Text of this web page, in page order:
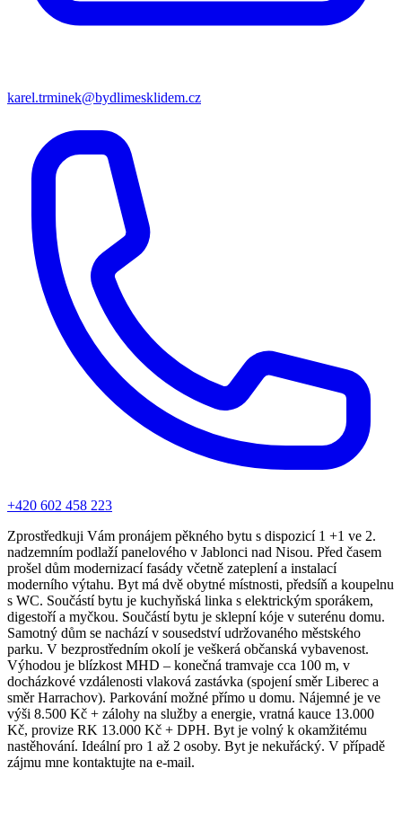
karel.trminek@bydlimesklidem.cz
+420 602 458 223
Zprostředkuji Vám pronájem pěkného bytu s dispozicí 1 +1 ve 2.
nadzemním podlaží panelového v Jablonci nad Nisou. Před časem
prošel dům modernizací fasády včetně zateplení a instalací
moderního výtahu. Byt má dvě obytné místnosti, předsíň a koupelnu
s WC. Součástí bytu je kuchyňská linka s elektrickým sporákem,
digestoří a myčkou. Součástí bytu je sklepní kóje v suterénu domu.
Samotný dům se nachází v sousedství udržovaného městského
parku. V bezprostředním okolí je veškerá občanská vybavenost.
Výhodou je blízkost MHD – konečná tramvaje cca 100 m, v
docházkové vzdálenosti vlaková zastávka (spojení směr Liberec a
směr Harrachov). Parkování možné přímo u domu. Nájemné je ve
výši 8.500 Kč + zálohy na služby a energie, vratná kauce 13.000
Kč, provize RK 13.000 Kč + DPH. Byt je volný k okamžitému
nastěhování. Ideální pro 1 až 2 osoby. Byt je nekuřácký. V případě
zájmu mne kontaktujte na e-mail.